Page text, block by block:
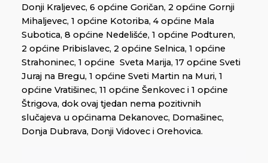
Donji Kraljevec, 6 općine Goričan, 2 općine Gornji
Mihaljevec, 1 općine Kotoriba, 4 općine Mala
Subotica, 8 općine Nedelišće, 1 općine Podturen,
2 općine Pribislavec, 2 općine Selnica, 1 općine
Strahoninec, 1 općine Sveta Marija, 17 općine Sveti
Juraj na Bregu, 1 općine Sveti Martin na Muri, 1
općine Vratišinec, 11 općine Šenkovec i 1 općine
Štrigova, dok ovaj tjedan nema pozitivnih
slučajeva u općinama Dekanovec, Domašinec,
Donja Dubrava, Donji Vidovec i Orehovica.